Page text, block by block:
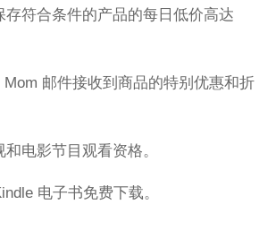
存符合条件的产品的每日低价高达
Mom 邮件接收到商品的特别优惠和折
电影节目观看资格。
电子书免费下载。